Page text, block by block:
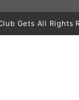
Gets All Rights